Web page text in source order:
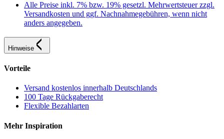
Alle Preise inkl. 7% bzw. 19% gesetzl. Mehrwertsteuer zzgl.
Versandkosten und ggf. Nachnahmegebühren, wenn nicht
anders angegeben.
Hinweise
Vorteile
Versand kostenlos innerhalb Deutschlands
100 Tage Rückgaberecht
Flexible Bezahlarten
Mehr Inspiration